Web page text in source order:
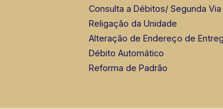
Consulta a Débitos/ Segunda
Religação da Unidade
Alteração de Endereço de
Débito Automático
Reforma de Padrão